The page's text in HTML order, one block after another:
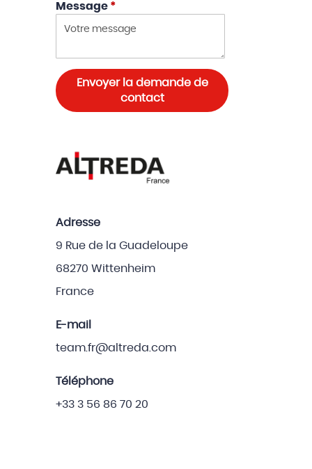
Message *
Envoyer la demande de
contact
Adresse
9 Rue de la Guadeloupe
68270 Wittenheim
France
E-mail
team.fr@altreda.com
Téléphone
+33 3 56 86 70 20